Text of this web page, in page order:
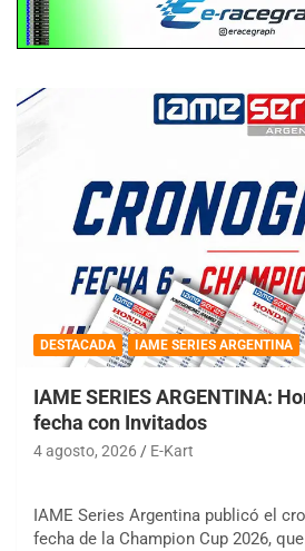
DESTACADA IAME SERIES ARGENTINA
IAME SERIES ARGENTINA:
fecha con Invitados
4 agosto, 2026 E-Kart
IAME Series Argentina publicó el
fecha de la Champion Cup 2026,